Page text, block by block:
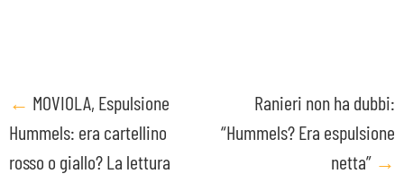
Post
navigation
← MOVIOLA, Espulsione
Hummels: era cartellino
rosso o giallo? La lettura
Ranieri non ha dubbi:
“Hummels? Era espulsione
netta” →